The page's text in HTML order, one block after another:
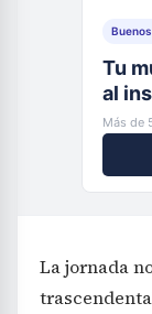
Tu
al
Más de
La jornada